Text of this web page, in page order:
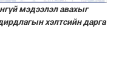
мэдээлэл авахыг
хэлтсийн дарга